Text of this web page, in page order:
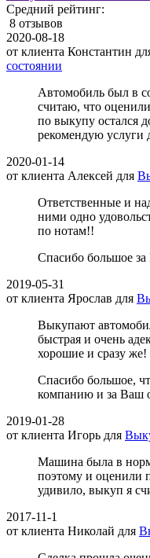
Средний рейтинг:
8 отзывов
2020-08-18
от клиента Константин
состоянии
Автомобиль был в
считаю, что
по выкупу остался
рекомендую услуги
2020-01-14
от клиента Алексей для
Ответственные и
ними одно
по нотам!!
Спасибо большое
2019-05-31
от клиента Ярослав для
Выкупают
быстрая и очень
хорошие и сразу же!
Спасибо большое,
компанию и за Ваш
2019-01-28
от клиента Игорь для
Машина была в
поэтому и оценили
удивило, выкуп я
2017-11-1
от клиента Николай для